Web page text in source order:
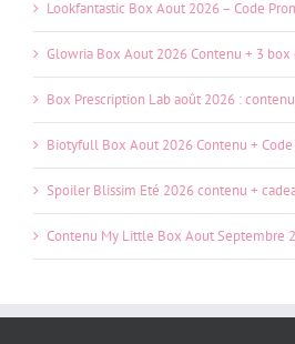
Lookfantastic Box Aout 2026 – Code
Glowria Box Aout 2026 Contenu + 3 box
Box Prescription Lab août 2026 :
Biotyfull Box Aout 2026 Contenu +
Spoiler Blissim Eté 2026 contenu +
Contenu My Little Box Aout Septembre